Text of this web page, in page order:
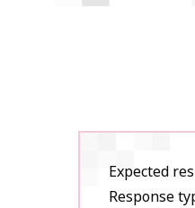
Expected
Response